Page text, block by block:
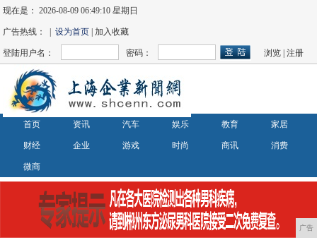
现在是：2026-08-09 06:49:10 星期日
广告热线： |设为首页 | 加入收藏
登陆用户名： 密码： 浏览 |注册
首页 资讯 汽车 娱乐 教育 家居
财经 企业 游戏 时尚 商讯 消费
微商
广告